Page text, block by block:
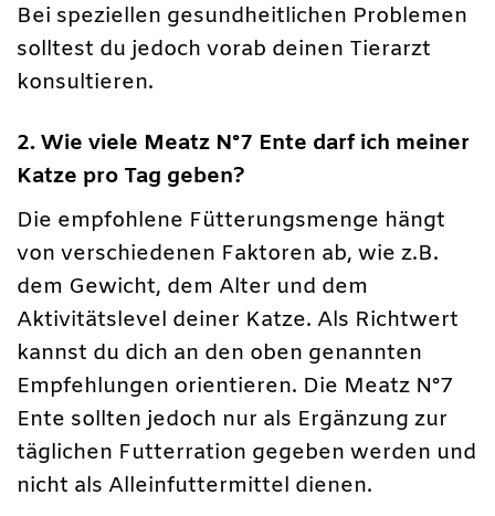
Bei speziellen gesundheitlichen Problemen
solltest du jedoch vorab deinen Tierarzt
konsultieren.
2. Wie viele Meatz N°7 Ente darf ich meiner
Katze pro Tag geben?
Die empfohlene Fütterungsmenge hängt
von verschiedenen Faktoren ab, wie z.B.
dem Gewicht, dem Alter und dem
Aktivitätslevel deiner Katze. Als Richtwert
kannst du dich an den oben genannten
Empfehlungen orientieren. Die Meatz N°7
Ente sollten jedoch nur als Ergänzung zur
täglichen Futterration gegeben werden und
nicht als Alleinfuttermittel dienen.